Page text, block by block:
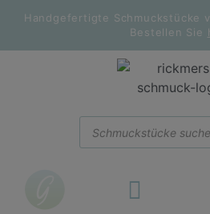
Handgefertigte Schmuckstücke
Bestellen Sie